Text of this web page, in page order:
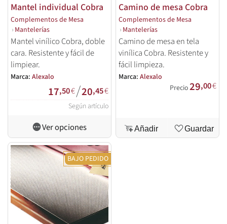
Mantel individual Cobra
Complementos de Mesa
› Mantelerías
Mantel vinílico Cobra, doble
cara. Resistente y fácil de
limpiear.
Marca: Alexalo
17,50€/20,45€
Según artículo
Ver opciones
Camino de mesa Cobra
Complementos de Mesa
› Mantelerías
Camino de mesa en tela
vinílica Cobra. Resistente y
fácil limpieza.
Marca: Alexalo
Precio29,00€
Añadir Guardar
BAJO PEDIDO